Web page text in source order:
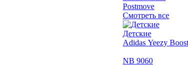
Postmove
Смотреть все
Детские
Adidas Yeezy Boost
NB 9060